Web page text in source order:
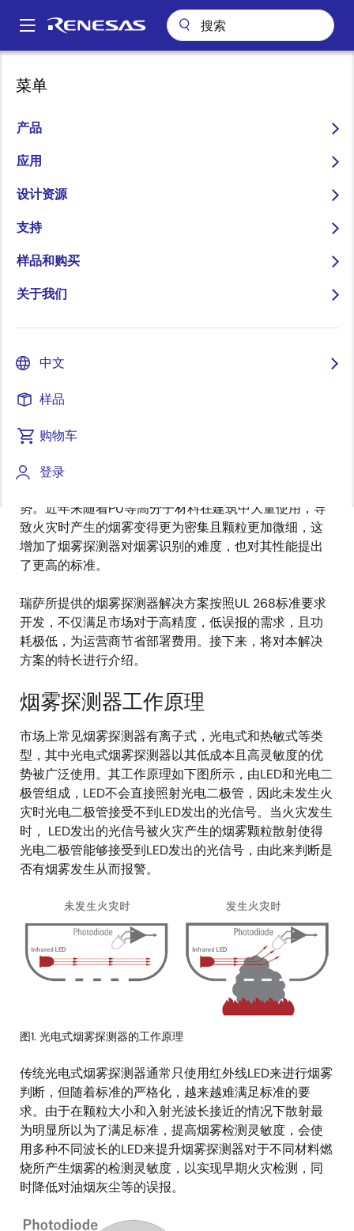
到
Main
菜单
产品
应用
设计资源
支持
样品和购买
关于我们
中文
样品
购物车
登录
面
包
屑
智能楼宇时代的安全支点 ——新一代烟雾探测器解决方案
智能楼宇时代的安全支点
——新一代烟雾探测器解决
方案
图
像
发表时间：2025年10月27日
为了最为重要的课题之一。在商业建筑中一旦发生火灾
基本都强制要求商业建筑中必须设置火灾报警系统，这
势。近年来随着PU等高分子材料在建筑中大量使用，导
致火灾时产生的烟雾变得更为密集且颗粒更加微细，这
增加了烟雾探测器对烟雾识别的难度，也对其性能提出
了更高的标准。
瑞萨所提供的烟雾探测器解决方案按照UL 268标准要求
开发，不仅满足市场对于高精度，低误报的需求，且功
耗极低，为运营商节省部署费用。接下来，将对本解决
方案的特长进行介绍。
烟雾探测器工作原理
市场上常见烟雾探测器有离子式，光电式和热敏式等类
型，其中光电式烟雾探测器以其低成本且高灵敏度的优
势被广泛使用。其工作原理如下图所示，由LED和光电二
极管组成，LED不会直接照射光电二极管，因此未发生火
灾时光电二极管接受不到LED发出的光信号。当火灾发生
时， LED发出的光信号被火灾产生的烟雾颗粒散射使得
光电二极管能够接受到LED发出的光信号，由此来判断是
否有烟雾发生从而报警。
像
图1. 光电式烟雾探测器的工作原理
传统光电式烟雾探测器通常只使用红外线LED来进行烟雾
判断，但随着标准的严格化，越来越难满足标准的要
求。由于在颗粒大小和入射光波长接近的情况下散射最
为明显所以为了满足标准，提高烟雾检测灵敏度，会使
用多种不同波长的LED来提升烟雾探测器对于不同材料燃
烧所产生烟雾的检测灵敏度，以实现早期火灾检测，同
时降低对油烟灰尘等的误报。
图